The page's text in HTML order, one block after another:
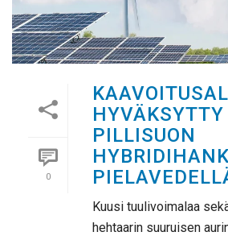
0
HYVÄKSYTTY
PILLISUON
Kuusi tuulivoimalaa
hehtaarin suuruisen